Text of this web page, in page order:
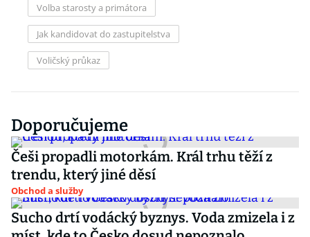
Volba starosty a primátora
Jak kandidovat do zastupitelstva
Voličský průkaz
Doporučujeme
Češi propadli motorkám. Král trhu těží z
trendu, který jiné děsí
Obchod a služby
Sucho drtí vodácký byznys. Voda zmizela i z